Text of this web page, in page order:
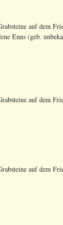
auf dem
Enns (geb.
auf dem
auf dem